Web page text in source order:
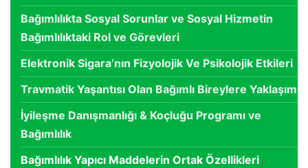
Bağımlılıkta Sosyal Sorunlar ve Sosyal Hizmetin
Bağımlılıktaki Rol ve Görevleri
Elektronik Sigara’nın Fizyolojik Ve Psikolojik Etkileri
Travmatik Yaşantısı Olan Bağımlı Bireylere Yaklaşım
İyileşme Danışmanlığı & Koçluğu Programı ve
Bağımlılık
Bağımlılık Yapıcı Maddelerin Ortak Özellikleri